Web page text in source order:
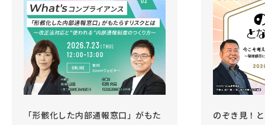
「形骸化した内部通報窓口」がもた
のぞき見！